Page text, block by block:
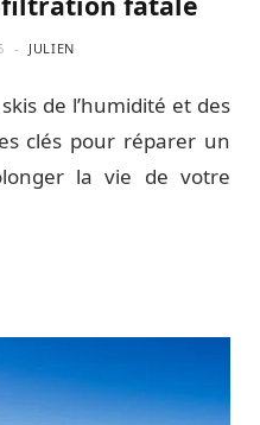
JULIEN
de l’humidité et des
clés pour réparer un
la vie de votre